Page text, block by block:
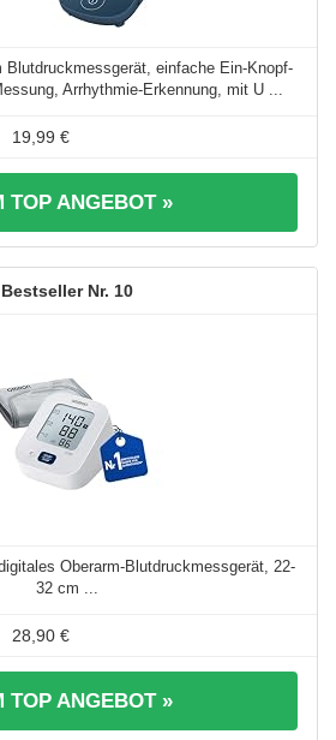
Blutdruckmessgerät, einfache Ein-Knopf-
Arrhythmie-Erkennung, mit U ...
19,99 €
TOP ANGEBOT »
10
Oberarm-Blutdruckmessgerät, 22-
32 cm ...
28,90 €
TOP ANGEBOT »